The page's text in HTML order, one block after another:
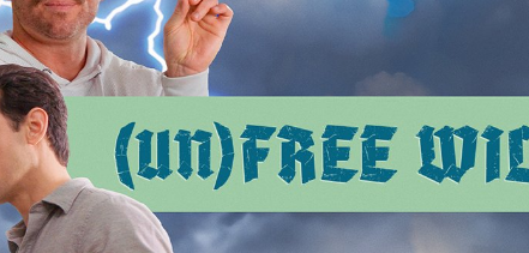
รายละเอียด